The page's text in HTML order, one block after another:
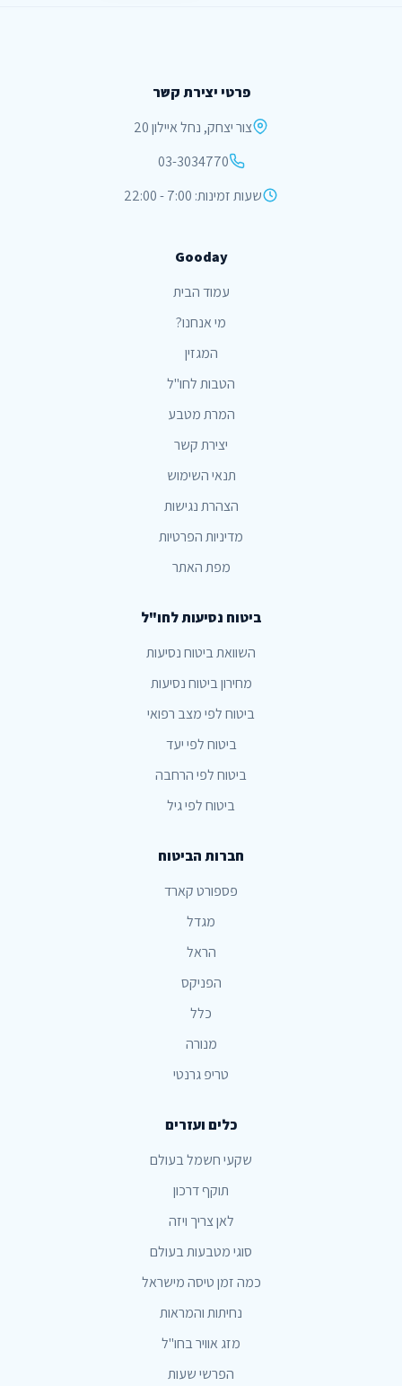
פרטי יצירת קשר
צור יצחק, נחל איילון 20
03-3034770
שעות זמינות: 7:00 - 22:00
Gooday
עמוד הבית
מי אנחנו?
המגזין
הטבות לחו"ל
המרת מטבע
יצירת קשר
תנאי השימוש
הצהרת נגישות
מדיניות הפרטיות
מפת האתר
ביטוח נסיעות לחו"ל
השוואת ביטוח נסיעות
מחירון ביטוח נסיעות
ביטוח לפי מצב רפואי
ביטוח לפי יעד
ביטוח לפי הרחבה
ביטוח לפי גיל
חברות הביטוח
פספורט קארד
מגדל
הראל
הפניקס
כלל
מנורה
טריפ גרנטי
כלים ועזרים
שקעי חשמל בעולם
תוקף דרכון
לאן צריך ויזה
סוגי מטבעות בעולם
כמה זמן טיסה מישראל
נחיתות והמראות
מזג אוויר בחו"ל
הפרשי שעות